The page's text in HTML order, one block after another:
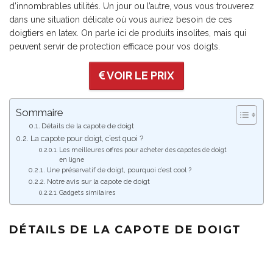
d’innombrables utilités. Un jour ou l’autre, vous vous trouverez
dans une situation délicate où vous auriez besoin de ces
doigtiers en latex. On parle ici de produits insolites, mais qui
peuvent servir de protection efficace pour vos doigts.
VOIR LE PRIX
Sommaire
Détails de la capote de doigt
La capote pour doigt, c’est quoi ?
Les meilleures offres pour acheter des capotes de doigt
en ligne
Une préservatif de doigt, pourquoi c’est cool ?
Notre avis sur la capote de doigt
Gadgets similaires
DÉTAILS DE LA CAPOTE DE DOIGT